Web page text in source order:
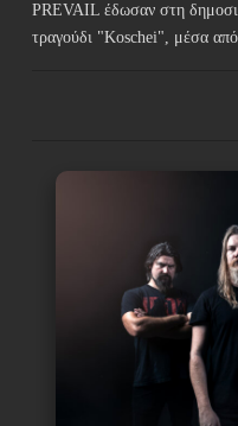
PREVAIL έδωσαν στη
τραγούδι "Koschei", μέσα